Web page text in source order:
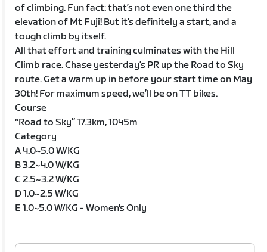
of climbing. Fun fact: that’s not even one third the
elevation of Mt Fuji! But it’s definitely a start, and a
tough climb by itself.
All that effort and training culminates with the Hill
Climb race. Chase yesterday’s PR up the Road to Sky
route. Get a warm up in before your start time on May
30th! For maximum speed, we’ll be on TT bikes.
Course
“Road to Sky” 17.3km, 1045m
Category
A 4.0~5.0 W/KG
B 3.2~4.0 W/KG
C 2.5~3.2 W/KG
D 1.0~2.5 W/KG
E 1.0~5.0 W/KG - Women's Only